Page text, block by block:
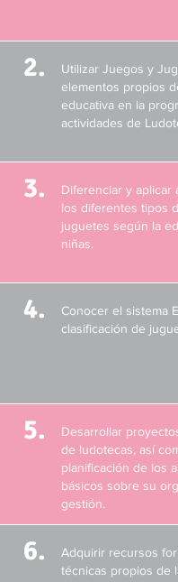
2.
Utilizar Juegos y
elementos propios
educativa en la
actividades de
3.
Diferenciar y aplicar
los diferentes tipos
juguetes según la
niñas.
4.
Conocer el sistema
clasificación de
5.
Desarrollar
de ludotecas, así
planificación de los
básicos sobre su
gestión.
6.
Adquirir recursos
técnicas propios de